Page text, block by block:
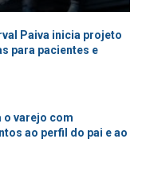
Paiva inicia projeto
para pacientes e
o varejo com
ao perfil do pai e ao